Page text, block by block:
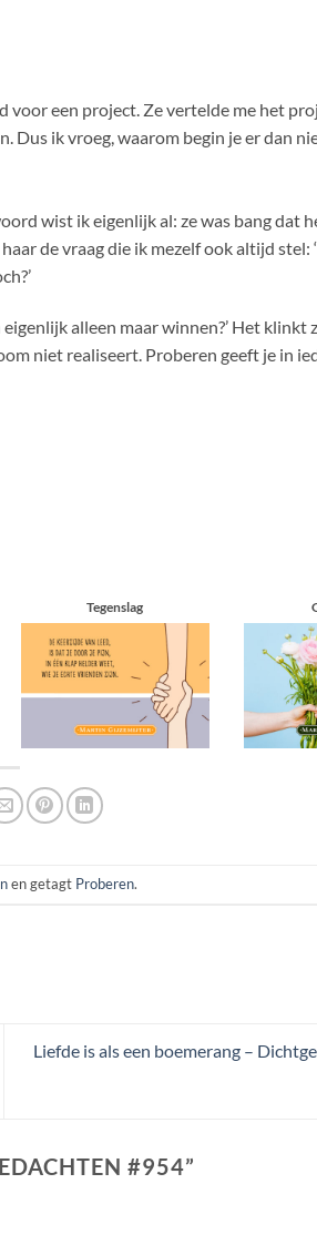
voor een project. Ze vertelde me het
Dus ik vroeg, waarom begin je er dan
wist ik eigenlijk al: ze was bang dat
de vraag die ik mezelf ook altijd stel:
alleen maar winnen?’ Het klinkt
niet realiseert. Proberen geeft je in
Tegenslag
en getagt Proberen.
Liefde is als een boemerang –
#954”